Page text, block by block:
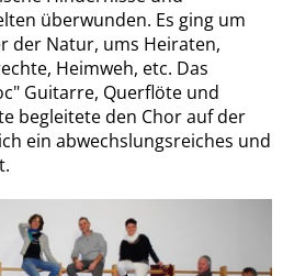
überwunden. Es ging um
der Natur, ums Heiraten,
Heimweh, etc. Das
Guitarre, Querflöte und
begleitete den Chor auf der
ein abwechslungsreiches und